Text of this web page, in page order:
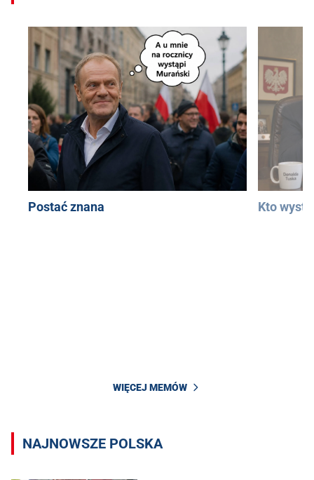
Postać znana Kto
WIĘCEJ MEMÓW
NAJNOWSZE POLSKA